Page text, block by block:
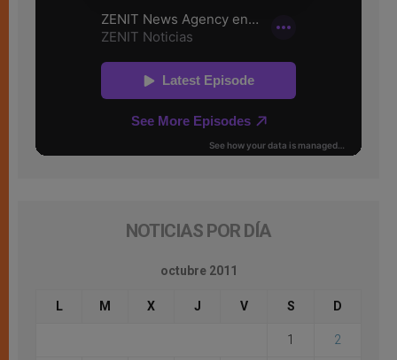
NOTICIAS POR DÍA
octubre 2011
L M X J V S D
1 2